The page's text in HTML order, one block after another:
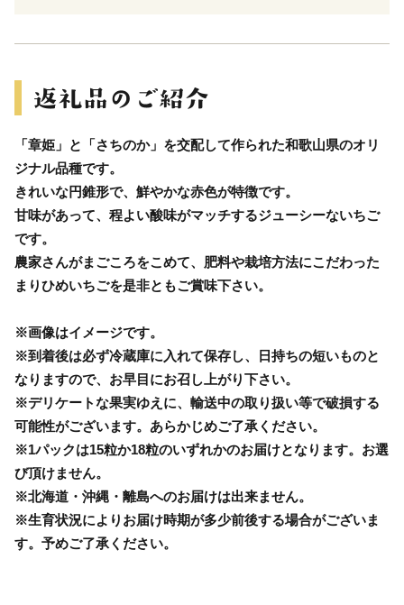
「章姫」と「さちのか」を交配して作られた和歌山県のオリ
ジナル品種です。
きれいな円錐形で、鮮やかな赤色が特徴です。
甘味があって、程よい酸味がマッチするジューシーないちご
です。
農家さんがまごころをこめて、肥料や栽培方法にこだわった
まりひめいちごを是非ともご賞味下さい。
※画像はイメージです。
※到着後は必ず冷蔵庫に入れて保存し、日持ちの短いものと
なりますので、お早目にお召し上がり下さい。
※デリケートな果実ゆえに、輸送中の取り扱い等で破損する
可能性がございます。あらかじめご了承ください。
※1パックは15粒か18粒のいずれかのお届けとなります。お選
び頂けません。
※北海道・沖縄・離島へのお届けは出来ません。
※生育状況によりお届け時期が多少前後する場合がございま
す。予めご了承ください。